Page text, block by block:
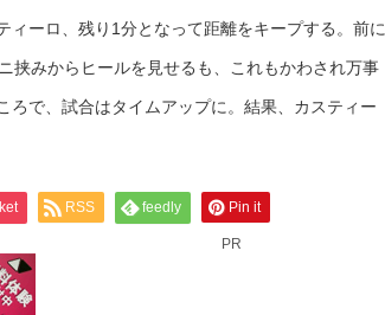
ィーロ、残り1分となって距離をキープする。前に
挟みからヒールを見せるも、これもかわされ万事
ろで、試合はタイムアップに。結果、カスティー
RSS feedly Pin it
PR